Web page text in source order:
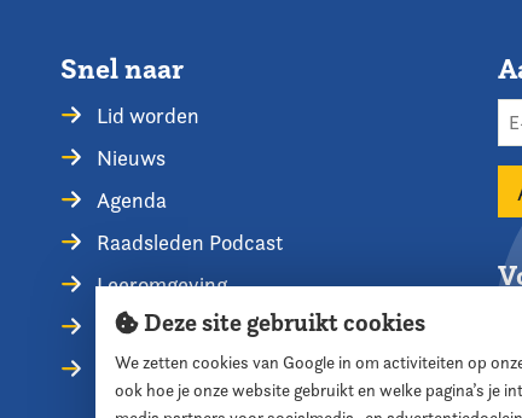
Snel naar
Lid worden
Nieuws
Agenda
Raadsleden Podcast
Leeromgeving
Privacyverklaring
Contact opnemen
Deze site gebruikt cookies
We zetten cookies van Google in om activiteiten op
ook hoe je onze website gebruikt en welke pagina’s je